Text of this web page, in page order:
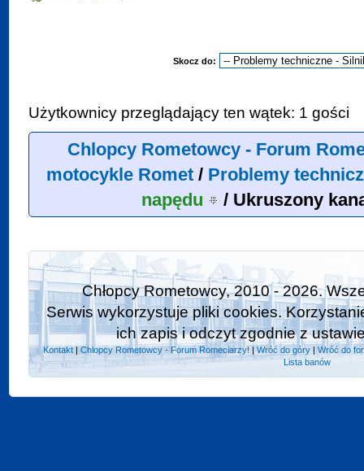
Skocz do:
Użytkownicy przeglądający ten wątek: 1 gości
Chlopcy Rometowcy - Forum
motocykle Romet/ Problemy
napędu
/ Ukruszony
Chłopcy Rometowcy, 2010 - 2026.
Serwis wykorzystuje pliki cookies.
ich zapis i odczyt zgodnie z
Kontakt|Chlopcy Rometowcy - Forum Romeciarzy! |Wróć do góry| Wróć do
Lista banów